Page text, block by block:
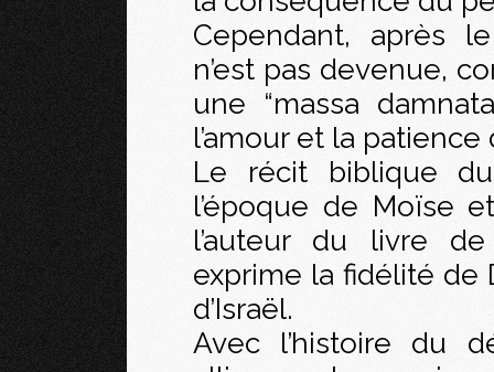
Cependant, après
n’est pas devenue,
une “massa
l’amour et la
Le récit biblique
l’époque de Moïse
l’auteur du livre
exprime la fidélité de
d’Israël.
Avec l’histoire du